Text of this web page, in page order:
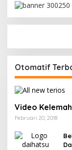
Otomatif
Video
Februari 20, 2018